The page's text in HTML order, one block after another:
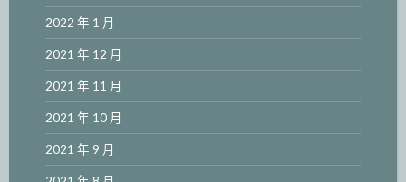
2022 年 1 月
2021 年 12 月
2021 年 11 月
2021 年 10 月
2021 年 9 月